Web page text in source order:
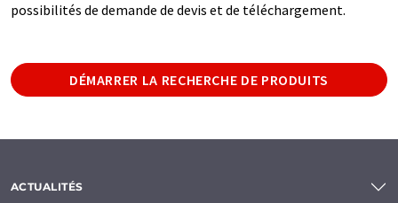
possibilités de demande de devis et de téléchargement.
DÉMARRER LA RECHERCHE DE PRODUITS
ACTUALITÉS